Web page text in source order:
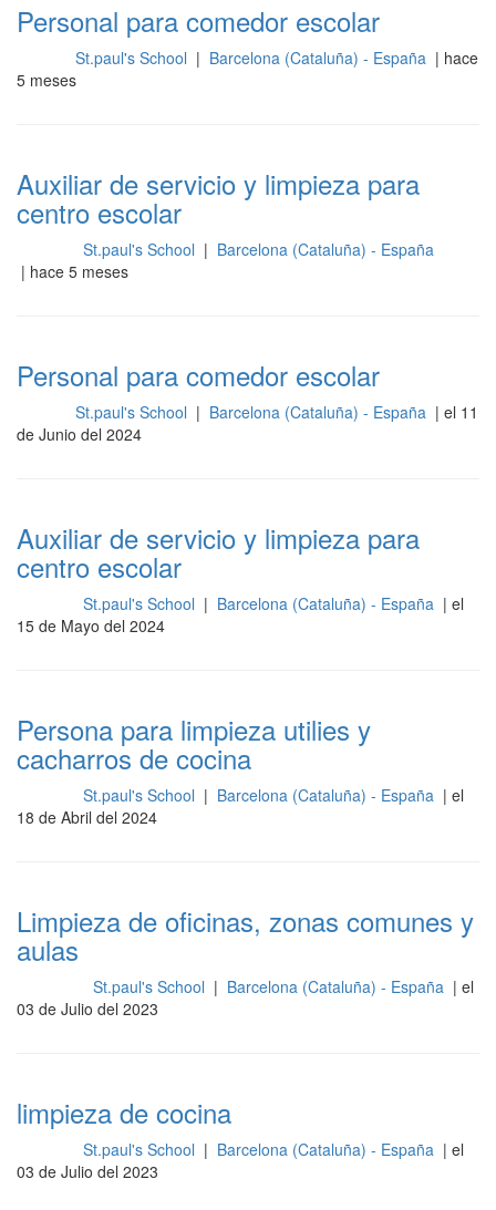
Personal para comedor escolar
St.paul's School | Barcelona (Cataluña) - España | hace
5 meses
Auxiliar de servicio y limpieza para
centro escolar
St.paul's School | Barcelona (Cataluña) - España
| hace 5 meses
Personal para comedor escolar
St.paul's School | Barcelona (Cataluña) - España | el 11
de Junio del 2024
Auxiliar de servicio y limpieza para
centro escolar
St.paul's School | Barcelona (Cataluña) - España | el
15 de Mayo del 2024
Persona para limpieza utilies y
cacharros de cocina
St.paul's School | Barcelona (Cataluña) - España | el
18 de Abril del 2024
Limpieza de oficinas, zonas comunes y
aulas
St.paul's School | Barcelona (Cataluña) - España | el
03 de Julio del 2023
limpieza de cocina
St.paul's School | Barcelona (Cataluña) - España | el
03 de Julio del 2023